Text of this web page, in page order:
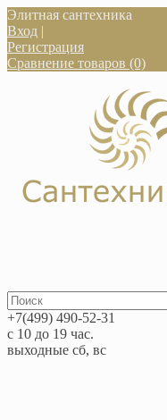
Элитная сантехника
Вход |
Регистрация
Сравнение товаров (0)
+7(499) 490-52-31
с 10 до 19 час.
выходные сб, вс